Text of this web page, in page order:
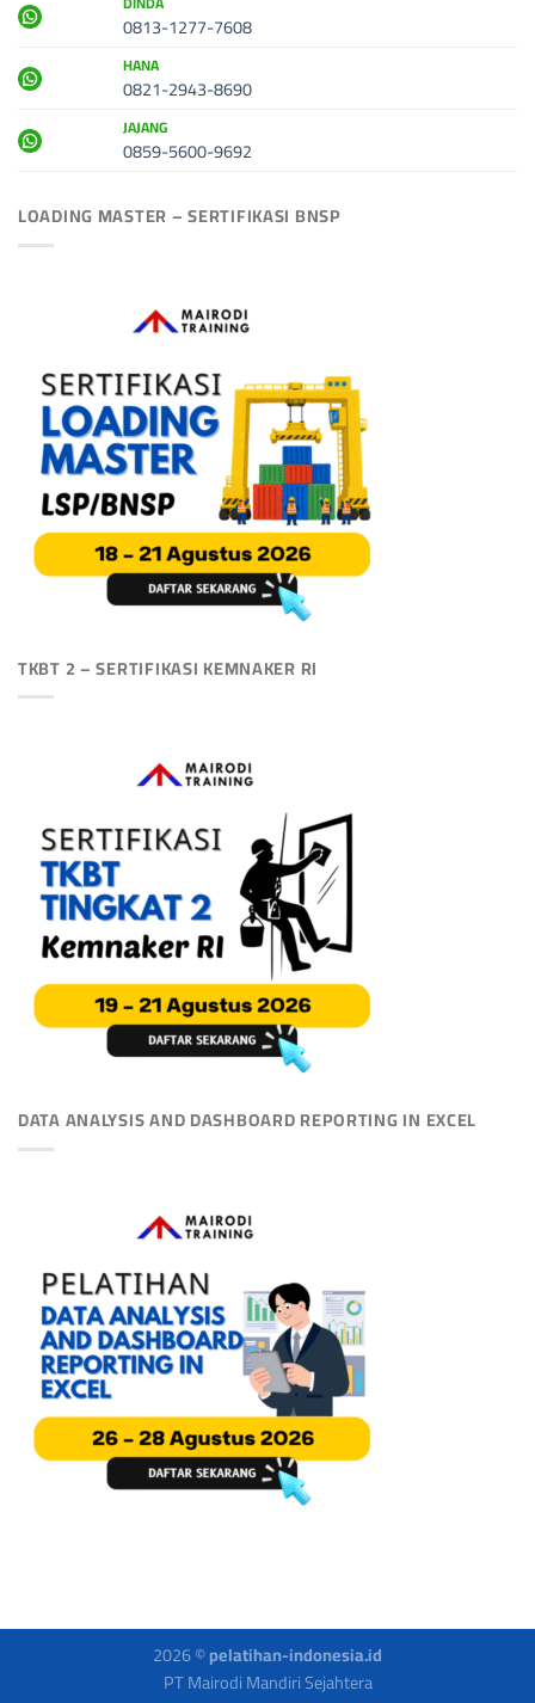
0813-1277-7608
HANA
0821-2943-8690
JAJANG
0859-5600-9692
LOADING MASTER – SERTIFIKASI BNSP
TKBT 2 – SERTIFIKASI KEMNAKER RI
DATA ANALYSIS AND DASHBOARD REPORTING IN EXCEL
2026 ©pelatihan-indonesia.id
PT Mairodi Mandiri Sejahtera